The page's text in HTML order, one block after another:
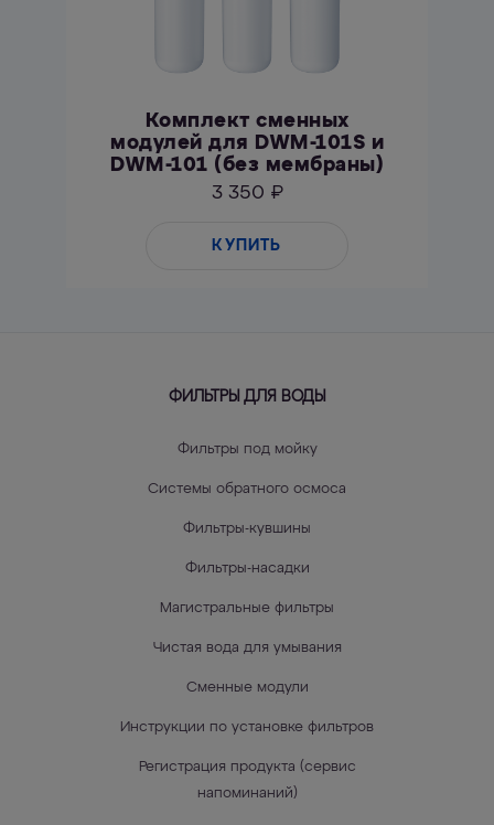
Комплект сменных
модулей для DWM-101S и
DWM-101 (без мембраны)
3 350 ₽
КУПИТЬ
ФИЛЬТРЫ ДЛЯ ВОДЫ
Фильтры под мойку
Системы обратного осмоса
Фильтры-кувшины
Фильтры-насадки
Магистральные фильтры
Чистая вода для умывания
Сменные модули
Инструкции по установке фильтров
Регистрация продукта (сервис
напоминаний)